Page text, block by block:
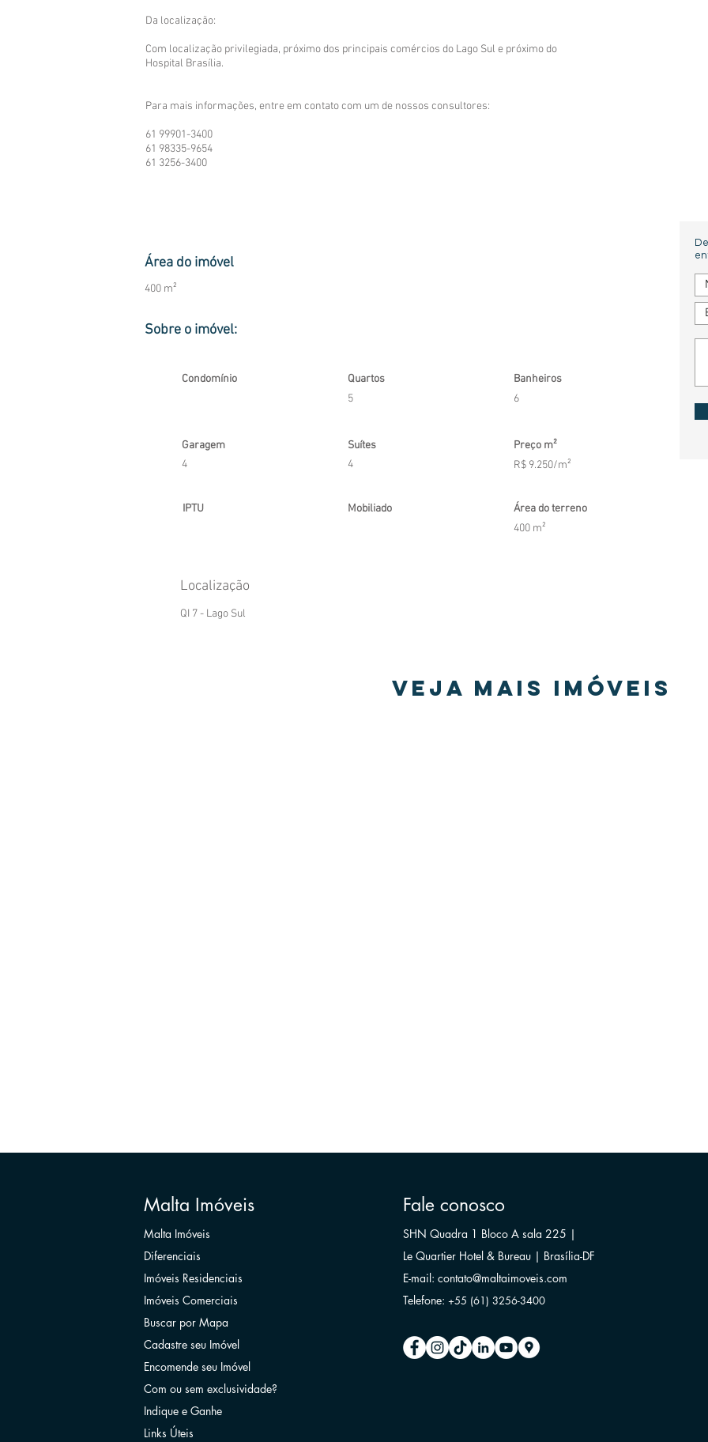
Da localização:
Com localização privilegiada, próximo dos principais comércios do Lago Sul e próximo do
Hospital Brasília.
Para mais informações, entre em contato com um de nossos consultores:
61 99901-3400
61 98335-9654
61 3256-3400
Área do imóvel
400 m²
Sobre o imóvel:
Condomínio
Quartos
5
Banheiros
6
Garagem
4
Suítes
4
Preço m²
R$ 9.250/m²
IPTU Mobiliado
Área do terreno
400 m²
Localização
QI 7 - Lago Sul
Veja mais imóveis
Malta Imóveis
Malta Imóveis
Diferenciais
Imóveis Residenciais
Imóveis Comerciais
Buscar por Mapa
Cadastre seu Imóvel
Encomende seu Imóvel
Com ou sem exclusividade?
Indique e Ganhe
Links Úteis
Fale conosco
SHN Quadra 1 Bloco A sala 225 |
Le Quartier Hotel & Bureau | Brasília-DF
E-mail: contato@maltaimoveis.com
Telefone: +55 (61) 3256-3400